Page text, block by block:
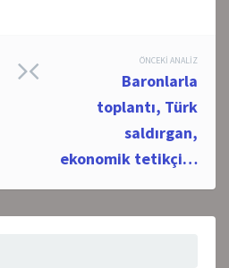
ÖNCEKI ANALIZ
Baronlarla
toplantı, Türk
saldırgan,
ekonomik tetikçi…